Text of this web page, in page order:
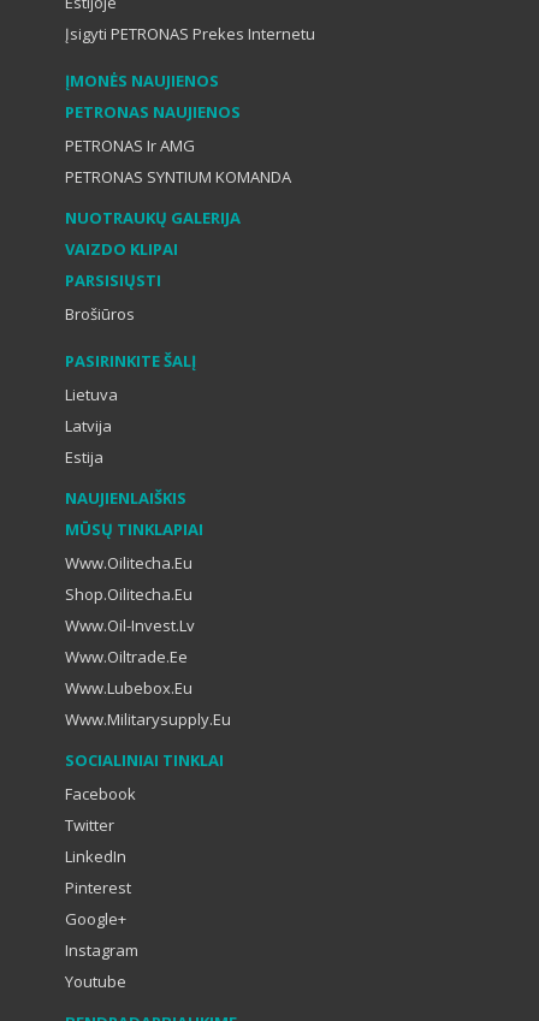
Įsigyti PETRONAS Prekes Internetu
ĮMONĖS NAUJIENOS
PETRONAS NAUJIENOS
PETRONAS Ir AMG
PETRONAS SYNTIUM KOMANDA
NUOTRAUKŲ GALERIJA
VAIZDO KLIPAI
PARSISIŲSTI
Brošiūros
PASIRINKITE ŠALĮ
Lietuva
Latvija
Estija
NAUJIENLAIŠKIS
MŪSŲ TINKLAPIAI
Www.oilitecha.eu
Shop.oilitecha.eu
Www.oil-Invest.lv
Www.oiltrade.ee
Www.lubebox.eu
Www.militarysupply.eu
SOCIALINIAI TINKLAI
Facebook
Twitter
LinkedIn
Pinterest
Google+
Instagram
Youtube